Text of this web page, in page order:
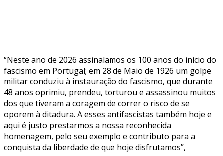
“Neste ano de 2026 assinalamos os 100 anos do início do
fascismo em Portugal; em 28 de Maio de 1926 um golpe
militar conduziu à instauração do fascismo, que durante
48 anos oprimiu, prendeu, torturou e assassinou muitos
dos que tiveram a coragem de correr o risco de se
oporem à ditadura. A esses antifascistas também hoje e
aqui é justo prestarmos a nossa reconhecida
homenagem, pelo seu exemplo e contributo para a
conquista da liberdade de que hoje disfrutamos”,